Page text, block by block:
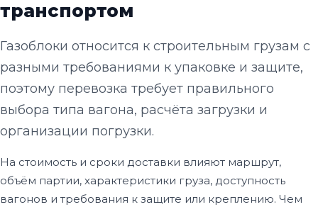
транспортом
Газоблоки относится к строительным грузам с
разными требованиями к упаковке и защите,
поэтому перевозка требует правильного
выбора типа вагона, расчёта загрузки и
организации погрузки.
На стоимость и сроки доставки влияют маршрут,
объём партии, характеристики груза, доступность
вагонов и требования к защите или креплению. Чем